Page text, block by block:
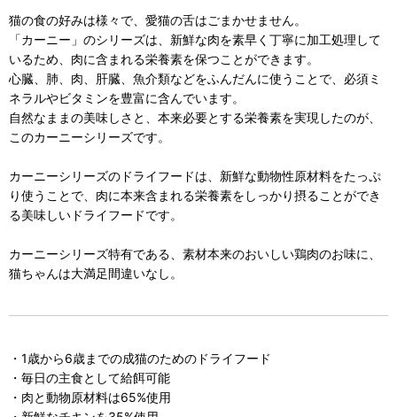
猫の食の好みは様々で、愛猫の舌はごまかせません。
「カーニー」のシリーズは、新鮮な肉を素早く丁寧に加工処理して
いるため、肉に含まれる栄養素を保つことができます。
心臓、肺、肉、肝臓、魚介類などをふんだんに使うことで、必須ミ
ネラルやビタミンを豊富に含んでいます。
自然なままの美味しさと、本来必要とする栄養素を実現したのが、
このカーニーシリーズです。
カーニーシリーズのドライフードは、新鮮な動物性原材料をたっぷ
り使うことで、肉に本来含まれる栄養素をしっかり摂ることができ
る美味しいドライフードです。
カーニーシリーズ特有である、素材本来のおいしい鶏肉のお味に、
猫ちゃんは大満足間違いなし。
・1歳から6歳までの成猫のためのドライフード
・毎日の主食として給餌可能
・肉と動物原材料は65%使用